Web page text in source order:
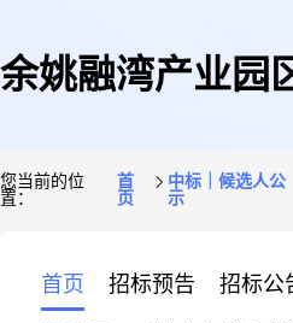
余姚融湾产业园
您当前的位
置：
首
页
中标｜候选人公
示
首页 招标预告 招标公